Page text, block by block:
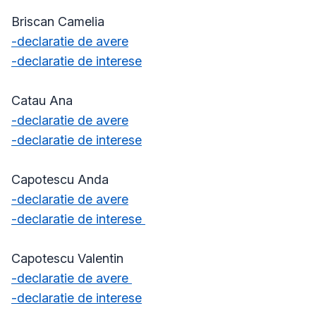
Briscan Camelia
-declaratie de avere
-declaratie de interese
Catau Ana
-declaratie de avere
-declaratie de interese
Capotescu Anda
-declaratie de avere
-declaratie de interese
Capotescu Valentin
-declaratie de avere
-declaratie de interese